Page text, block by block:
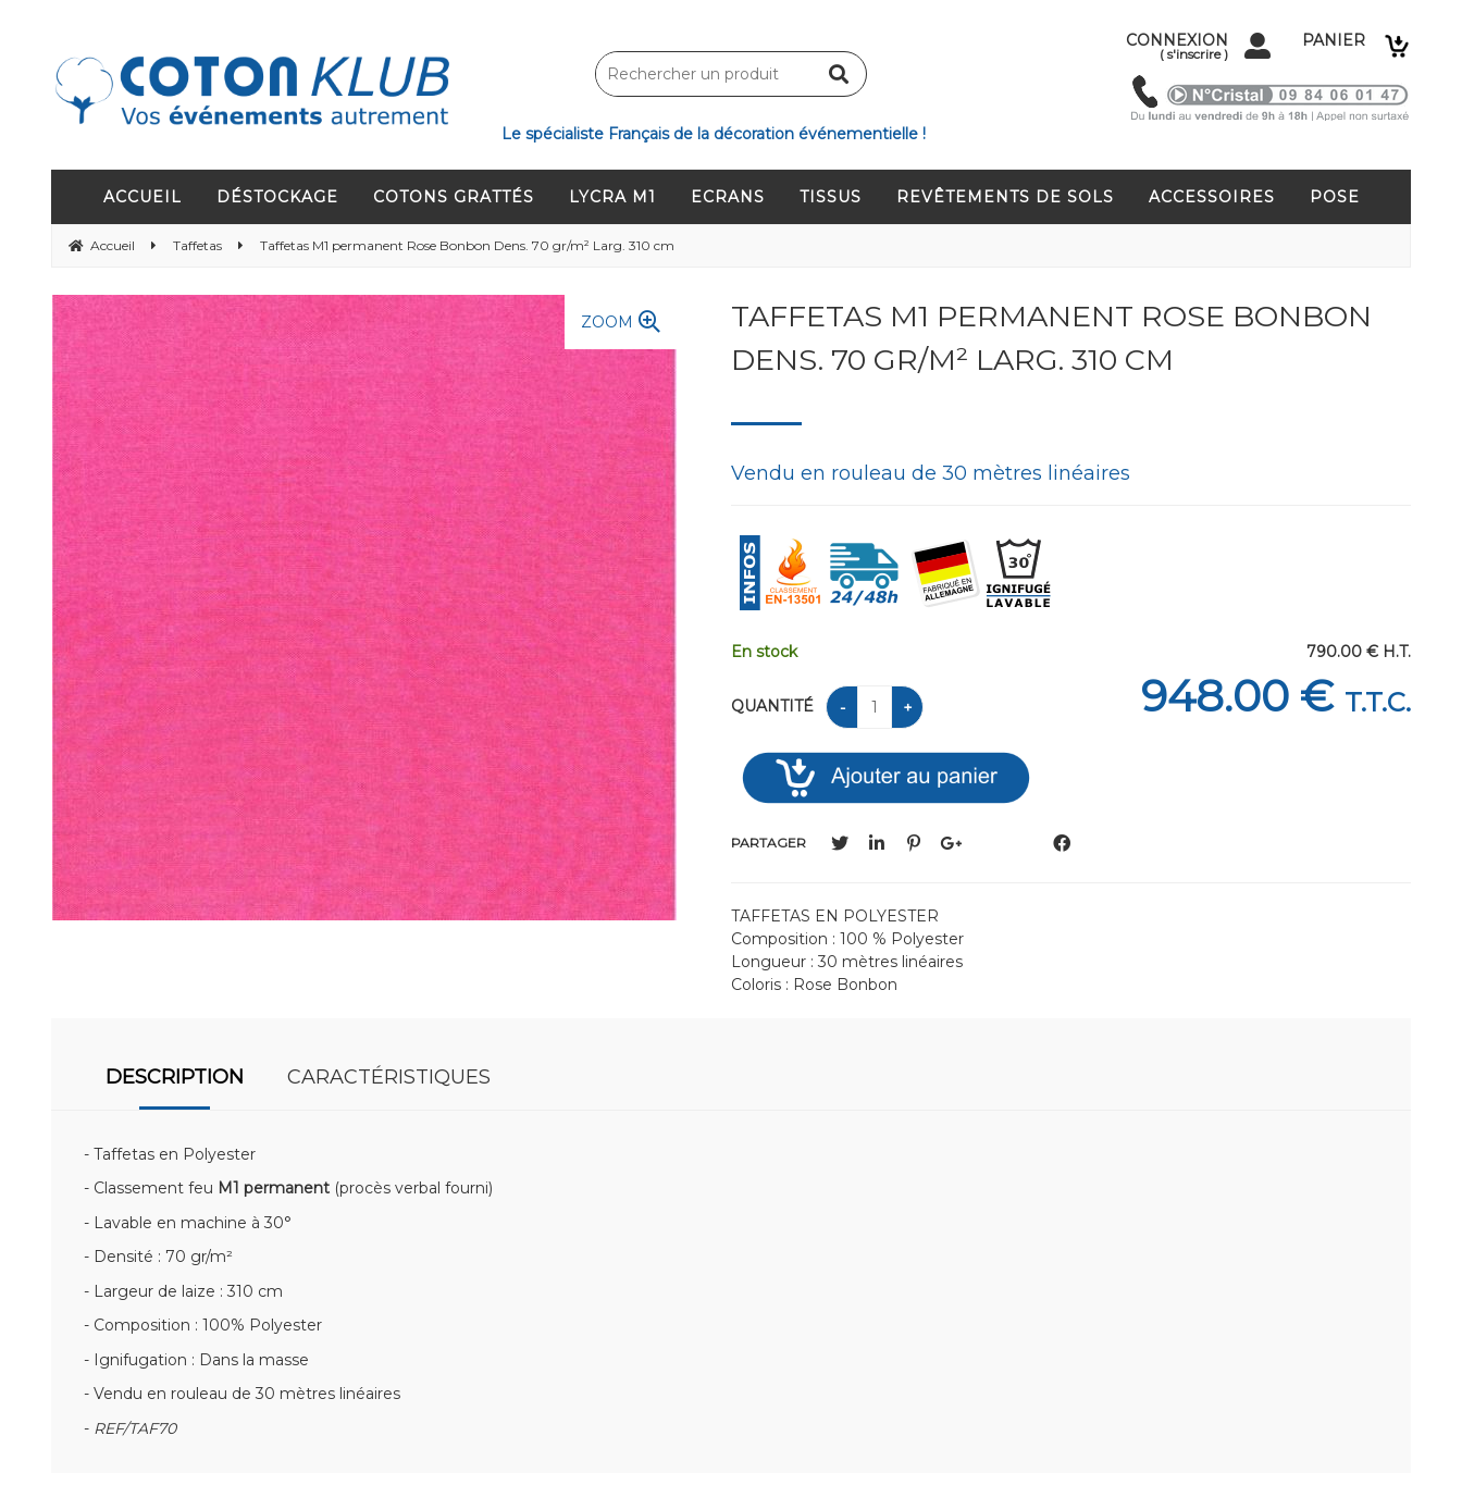
Le spécialiste Français de la décoration événementielle !
CONNEXION
( s'inscrire )
PANIER
ACCUEIL DÉSTOCKAGE COTONS GRATTÉS LYCRA M1 ECRANS TISSUS REVÊTEMENTS DE SOLS ACCESSOIRES POSE
Accueil Taffetas Taffetas M1 permanent Rose Bonbon Dens. 70 gr/m² Larg. 310 cm
ZOOM
TAFFETAS M1 PERMANENT ROSE BONBON
DENS. 70 GR/M² LARG. 310 CM
Vendu en rouleau de 30 mètres linéaires
790.00 € H.T.
948.00 € T.T.C.
En stock
QUANTITÉ
PARTAGER
TAFFETAS EN POLYESTER
Composition : 100 % Polyester
Longueur : 30 mètres linéaires
Coloris : Rose Bonbon
DESCRIPTION CARACTÉRISTIQUES
- Taffetas en Polyester
- Classement feu M1 permanent (procès verbal fourni)
- Lavable en machine à 30°
- Densité : 70 gr/m²
- Largeur de laize : 310 cm
- Composition : 100% Polyester
- Ignifugation : Dans la masse
- Vendu en rouleau de 30 mètres linéaires
- REF/TAF70